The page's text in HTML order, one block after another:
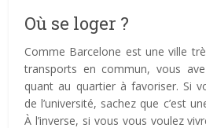
Où se loger ?
Comme Barcelone est une ville
transports en commun, vous
quant au quartier à favoriser. Si
de l’université, sachez que c’est
À l’inverse, si vous vous voulez